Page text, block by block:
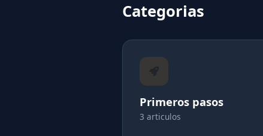
Categorias
Primeros pasos
3 articulos